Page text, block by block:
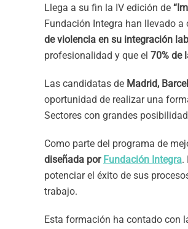
Llega a su fin la IV edición de
Fundación Integra han llevado
de violencia en su integración
profesionalidad y que el 70% de
Las candidatas de Madrid,
oportunidad de realizar una
Sectores con grandes
Como parte del programa de
diseñada por Fundación Integra.
potenciar el éxito de sus
trabajo.
Esta formación ha contado con